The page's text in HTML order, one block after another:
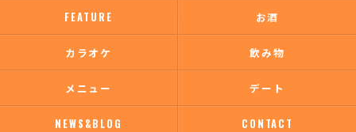
FEATURE お酒
カラオケ 飲み物
メニュー デート
NEWS&BLOG CONTACT